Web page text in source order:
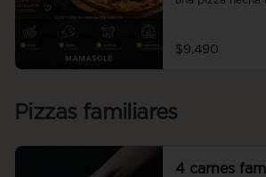
$9.490
Pizzas familiares
4 carnes